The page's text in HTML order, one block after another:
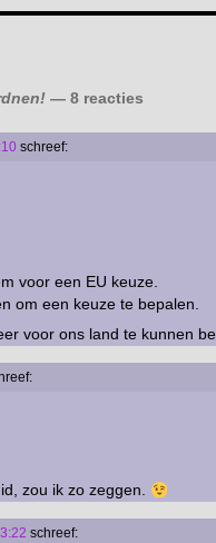
— 8 reacties
schreef:
voor een EU keuze.
om een keuze te bepalen.
voor ons land te kunnen
zou ik zo zeggen.
schreef: